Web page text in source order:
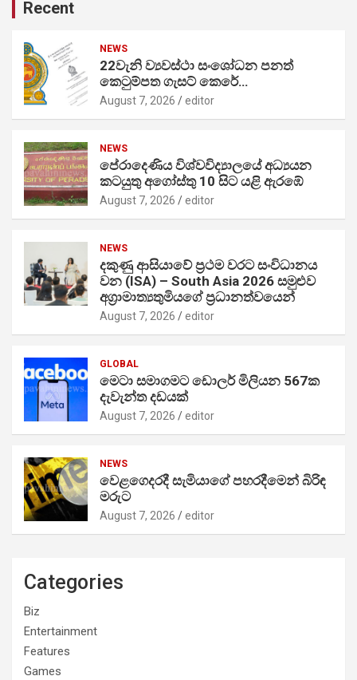
Recent
NEWS
22වැනි ව්‍යවස්ථා සංශෝධන පනත්
කෙටුම්පත ගැසට් කෙරේ…
August 7, 2026 editor
NEWS
පේරාදෙණිය විශ්වවිද්‍යාලයේ අධ්‍යයන
කටයුතු අගෝස්තු 10 සිට යළි ඇරඹේ
August 7, 2026 editor
NEWS
දකුණු ආසියාවේ ප්‍රථම වරට සංවිධානය
වන (ISA) – South Asia 2026 සමුළුව
අග්‍රාමාත්‍යතුමියගේ ප්‍රධානත්වයෙන්
August 7, 2026 editor
GLOBAL
මෙටා සමාගමට ඩොලර් මිලියන 567ක
දැවැන්ත දඩයක්
August 7, 2026 editor
NEWS
වෙළගෙදරදී සැමියාගේ පහරදීමෙන් බිරිඳ
මරුට
August 7, 2026 editor
Categories
Biz
Entertainment
Features
Games